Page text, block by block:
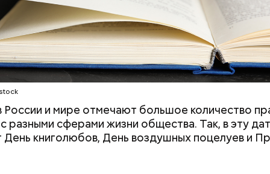
России и мире отмечают большое количество
с разными сферами жизни общества. Так, в эту
День книголюбов, День воздушных поцелуев и
день бесконечности